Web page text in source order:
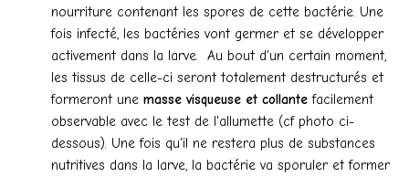
nourriture contenant les spores de cette bactérie. Une
fois infecté, les bactéries vont germer et se développer
activement dans la larve. Au bout d'un certain moment,
les tissus de celle-ci seront totalement destructurés et
formeront une masse visqueuse et collante facilement
observable avec le test de l'allumette (cf photo ci-
dessous). Une fois qu'il ne restera plus de substances
nutritives dans la larve, la bactérie va sporuler et former